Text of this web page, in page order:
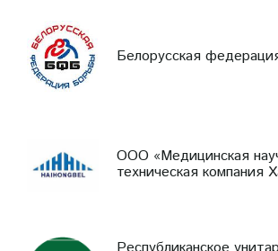
Белорусская
ООО «Медицинская
техническая компания